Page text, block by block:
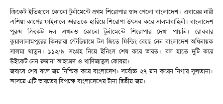
ক্রিকেট ইতিহাসে কোনো টুর্নামেন্টে প্রথম শিরোপার স্বাদ পেলো বাংলাদেশ। এবারের নারী
এশিয়া কাপের ফাইনালে ভারতকে হারিয়ে শিরোপা উৎসব করে সালমাবাহিনী। বাংলাদেশ
পুরুষ ক্রিকেট দল এখনও কোনো টুর্নামেন্টে শিরোপার দেখা পায়নি। রোববার
কুয়ালালামপুরের কিনরারা স্টেডিয়ামে টস জিতে ফিল্ডিং বেছে নেন বাংলাদেশ অধিনায়ক
সালমা খাতুন। ১১২/৯ সংগ্রহ নিয়ে ইনিংস শেষ করে ভারত। বল হাতে দুটি করে
উইকেট নেন রুমানা আহমেদ ও খাদিজাতুল কোবরা।
জবাবে শেষ বলে জয় নিশ্চিক করে বাংলাদেশ। সর্বোচ্চ ২৭ রান করেন নিগার সুলতানা।
আসরে এটি ভারতের বিপক্ষে বাংলাদেশের টানা দ্বিতীয় জয়।